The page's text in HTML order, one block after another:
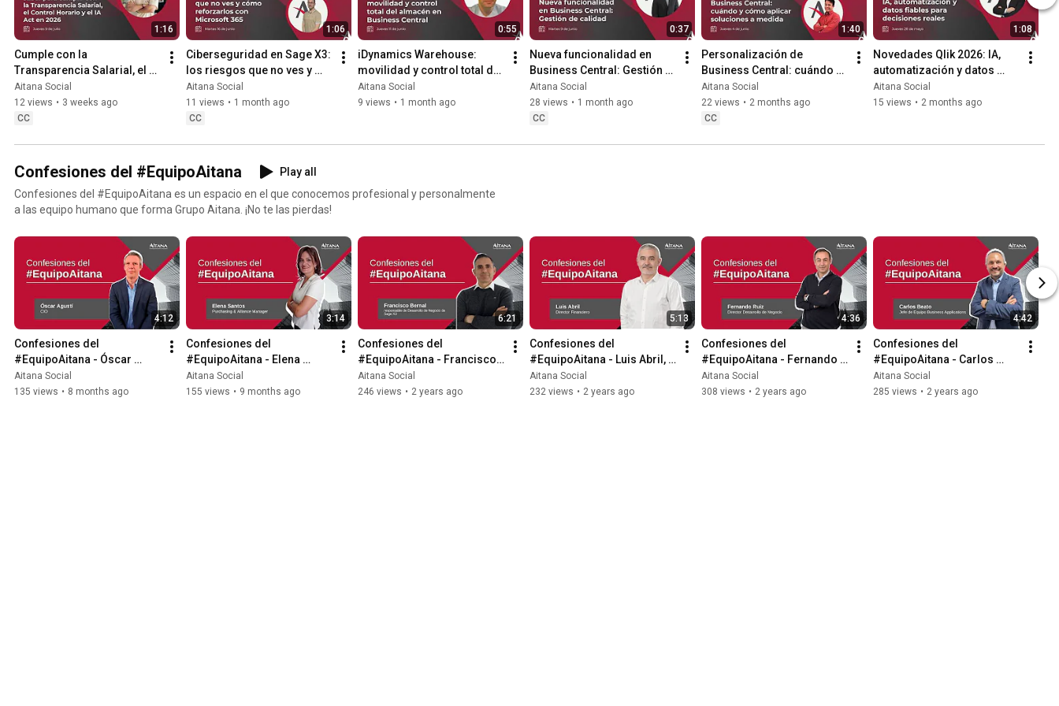
como Document Capture, de RRHH como Labor y Mentor... ¡y mucho más! Si quieres ver el vídeo
completo de un webinar de esta lista, únicamente tienes que entrar en el enlace que encontrarás
solucionar tus problemas empresariales con las tecnología más actuales. Además, en nuestra
web puedes encontrar la agenda de los seminarios, tanto online como presenciales, y mantenerte
informado. https://www.aitana.es/evento/
1:16
Cumple con la
Transparencia Salarial, el
Control Horario y el IA Act
en 2026
Aitana Social
12 views • 3 weeks ago
CC
1:06
Ciberseguridad en Sage X3:
los riesgos que no ves y
cómo reforzarlos con
Microsoft 365
Aitana Social
11 views • 1 month ago
CC
0:55
iDynamics Warehouse:
movilidad y control total del
almacén en Business
Central
Aitana Social
9 views • 1 month ago
0:37
Nueva funcionalidad en
Business Central: Gestión
de calidad
Aitana Social
28 views • 1 month ago
CC
1:40
Personalización de
Business Central: cuándo y
cómo aplicar soluciones a
medida
Aitana Social
22 views • 2 months ago
CC
1:08
Novedades Qlik 2026: IA,
automatización y datos
fiables para decisiones
reales
Aitana Social
15 views • 2 months ago
Confesiones del #EquipoAitana
Play all
Confesiones del #EquipoAitana es un espacio en el que conocemos profesional y personalmente
a las equipo humano que forma Grupo Aitana. ¡No te las pierdas!
4:12
Confesiones del
#EquipoAitana - Óscar
Agustí, CIO
Aitana Social
135 views • 8 months ago
3:14
Confesiones del
#EquipoAitana - Elena
Santos, Purchasing &
Alliance Manager
Aitana Social
155 views • 9 months ago
6:21
Confesiones del
#EquipoAitana - Francisco
Bernal, responsable de
Desarrollo de Negocio de
Aitana Social
246 views • 2 years ago
5:13
Confesiones del
#EquipoAitana - Luis Abril,
director de Finanzas
Aitana Social
232 views • 2 years ago
4:36
Confesiones del
#EquipoAitana - Fernando
Ruiz, director de Desarrollo
de Negocio
Aitana Social
308 views • 2 years ago
4:42
Confesiones del
#EquipoAitana - Carlos
Beato, Jefe de Equipo
Business Applications
Aitana Social
285 views • 2 years ago